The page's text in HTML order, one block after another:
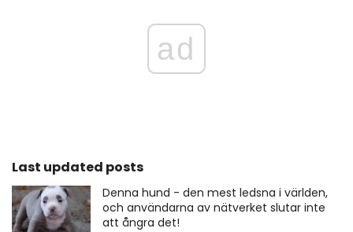
ad
Last updated posts
Denna hund - den mest ledsna i världen,
och användarna av nätverket slutar inte
att ångra det!